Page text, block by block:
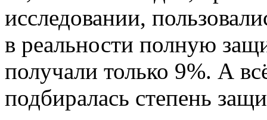
исследовании,
в реальности полную
получали только 9%. А
подбиралась степень